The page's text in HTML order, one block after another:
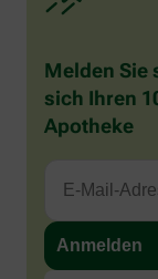
Melden Sie
sich Ihren
Apotheke